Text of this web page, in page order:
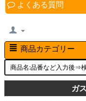
よくある質問
商品カテゴリー
ガ